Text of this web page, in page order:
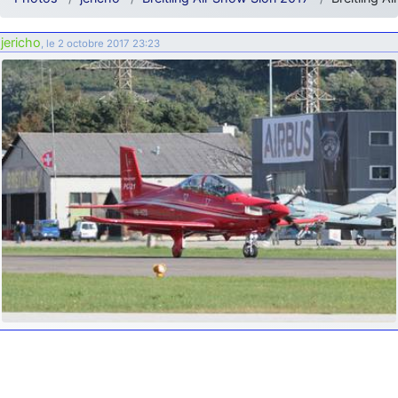
bien sûr que oui !
je suis un avion@,._,+: Bonjour je viens d'arriver il y a quelques
moi et quelques avions n'ont pas les mêmes noms qu'aujourd'hui
ouakamois: Bonjourà toutes et à tous.en espérantque ces
quelques images du Pays Basque vous auront plu ; Agur…
d9pouces : Je me rattraperai à la Ferté samedi
d9pouces: Malheureusement nonun peu trop loin pour moi !
fox_50
: Bonjour, certains parmis vous étaient-ils présent au
meeting de Lann Bihoué de 2026 ?
cachée dans les pins: Coucou et excellente année 2026 à tous et
au site!
jericho
: Bonne année et tous mes meilleurs voeux à tous pour
2026 !
little boy: je vous souhaite un bon réveillon pour cette nouvelle
jericho, le 2 octobre 2017 23:23